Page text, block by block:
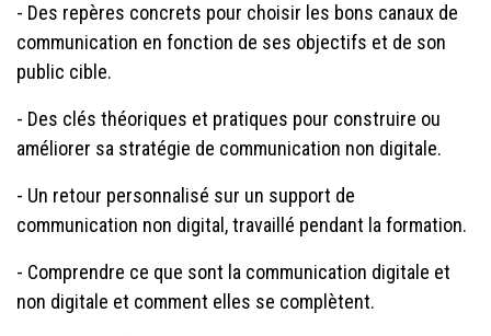
- Des repères concrets pour choisir les bons canaux de
communication en fonction de ses objectifs et de son
public cible.
- Des clés théoriques et pratiques pour construire ou
améliorer sa stratégie de communication non digitale.
- Un retour personnalisé sur un support de
communication non digital, travaillé pendant la formation.
- Comprendre ce que sont la communication digitale et
non digitale et comment elles se complètent.